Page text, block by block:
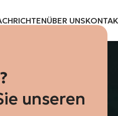
unseren
ÜBER UNS